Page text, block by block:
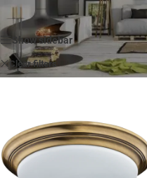
Rodomi visi rezultatai: 3
Show sidebar
Clear filters KUTEK Classic